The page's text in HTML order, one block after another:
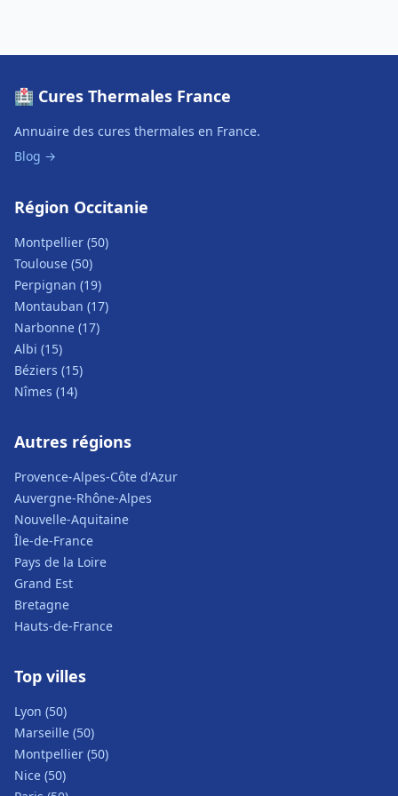
🏥 Cures Thermales France
Annuaire des cures thermales en France.
Blog →
Région Occitanie
Montpellier (50)
Toulouse (50)
Perpignan (19)
Montauban (17)
Narbonne (17)
Albi (15)
Béziers (15)
Nîmes (14)
Autres régions
Provence-Alpes-Côte d'Azur
Auvergne-Rhône-Alpes
Nouvelle-Aquitaine
Île-de-France
Pays de la Loire
Grand Est
Bretagne
Hauts-de-France
Top villes
Lyon (50)
Marseille (50)
Montpellier (50)
Nice (50)